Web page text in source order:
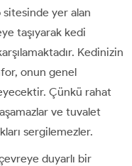
sitesinde yer alan
taşıyarak kedi
Kedinizin
onun genel
Çünkü rahat
ve tuvalet
sergilemezler.
duyarlı bir